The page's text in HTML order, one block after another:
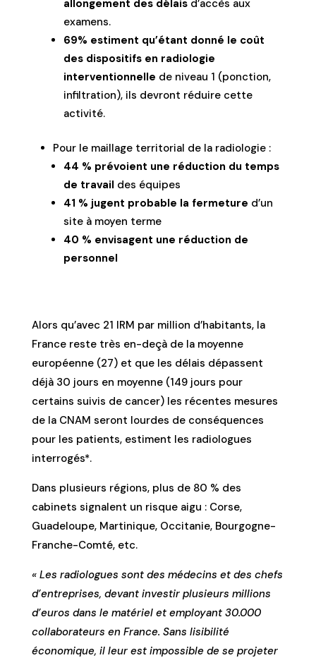
allongement des délaisd’accès aux
examens.
69% estiment qu’étant donné le coût
des dispositifs en radiologie
interventionnelle de niveau 1 (ponction,
infiltration), ils devront réduire cette
activité.
Pour le maillage territorial de la radiologie :
44 % prévoient une réduction du temps
de travail des équipes
41 % jugent probable la fermeture d’un
site à moyen terme
40 % envisagent une réduction de
personnel
Alors qu’avec 21 IRM par million d’habitants, la
France reste très en-deçà de la moyenne
européenne (27) et que les délais dépassent
déjà 30 jours en moyenne (149 jours pour
certains suivis de cancer) les récentes mesures
de la CNAM seront lourdes de conséquences
pour les patients, estiment les radiologues
interrogés*.
Dans plusieurs régions, plus de 80 % des
cabinets signalent un risque aigu : Corse,
Guadeloupe, Martinique, Occitanie, Bourgogne-
Franche-Comté, etc.
« Les radiologues sont des médecins et des chefs
d’entreprises, devant investir plusieurs millions
d’euros dans le matériel et employant 30.000
collaborateurs en France. Sans lisibilité
économique, il leur est impossible de se projeter